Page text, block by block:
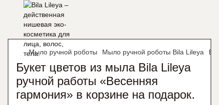
Мыло ручной роботы Мыло ручной роботы Bila Lileya
Букет цветов из мыла Bila Lileya
ручной работы «Весенняя
гармония» в корзине на подарок.